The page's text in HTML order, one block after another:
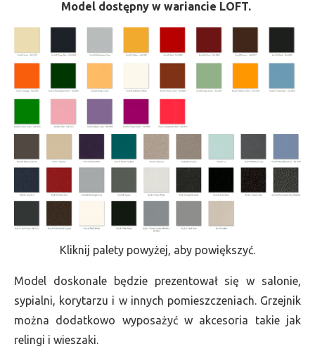
Model dostępny w wariancie LOFT.
Kliknij palety powyżej, aby powiększyć.
Model doskonale będzie prezentował się w salonie,
sypialni, korytarzu i w innych pomieszczeniach. Grzejnik
można dodatkowo wyposażyć w akcesoria takie jak
relingi i wieszaki.